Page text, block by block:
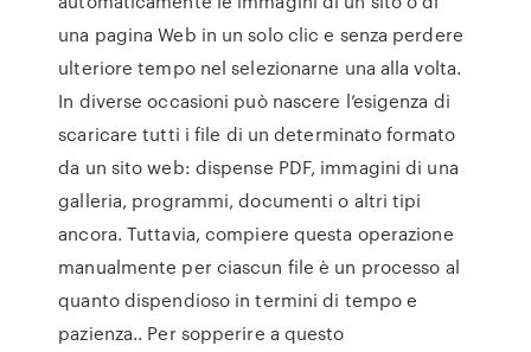
una pagina Web in un solo clic e senza perdere
ulteriore tempo nel selezionarne una alla volta.
In diverse occasioni può nascere l’esigenza di
scaricare tutti i file di un determinato formato
da un sito web: dispense PDF, immagini di una
galleria, programmi, documenti o altri tipi
ancora. Tuttavia, compiere questa operazione
manualmente per ciascun file è un processo al
quanto dispendioso in termini di tempo e
pazienza.. Per sopperire a questo